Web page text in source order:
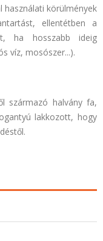
használati körülmények
ellentétben a
ha hosszabb ideig
víz, mosószer...).
származó halvány fa,
lakkozott, hogy